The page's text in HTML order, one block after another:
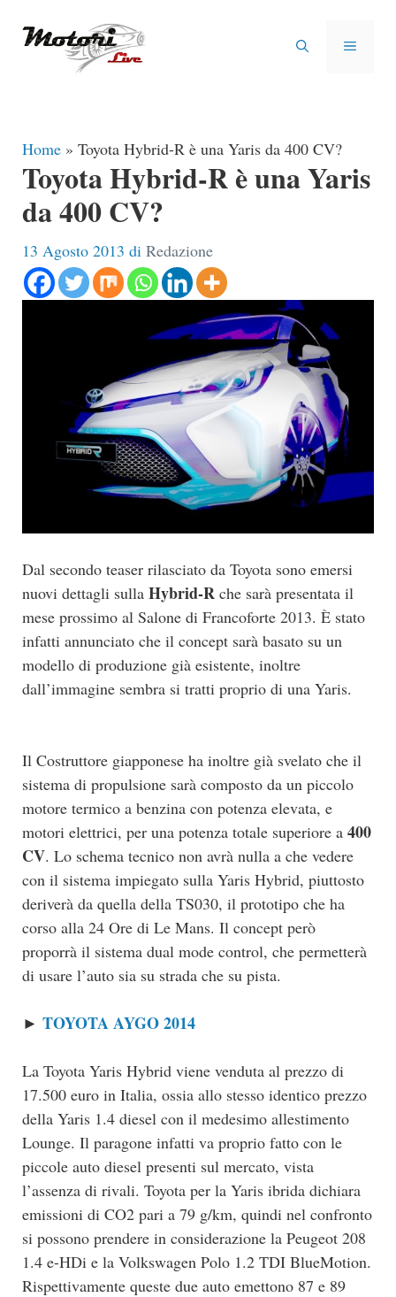
MENU
Home » Toyota Hybrid-R è una Yaris da 400 CV?
Toyota Hybrid-R è una Yaris
da 400 CV?
13 Agosto 2013 di Redazione
Dal secondo teaser rilasciato da Toyota sono emersi
nuovi dettagli sulla Hybrid-R che sarà presentata il
mese prossimo al Salone di Francoforte 2013. È stato
infatti annunciato che il concept sarà basato su un
modello di produzione già esistente, inoltre
dall’immagine sembra si tratti proprio di una Yaris.
Il Costruttore giapponese ha inoltre già svelato che il
sistema di propulsione sarà composto da un piccolo
motore termico a benzina con potenza elevata, e
motori elettrici, per una potenza totale superiore a 400
CV. Lo schema tecnico non avrà nulla a che vedere
con il sistema impiegato sulla Yaris Hybrid, piuttosto
deriverà da quella della TS030, il prototipo che ha
corso alla 24 Ore di Le Mans. Il concept però
proporrà il sistema dual mode control, che permetterà
di usare l’auto sia su strada che su pista.
► TOYOTA AYGO 2014
La Toyota Yaris Hybrid viene venduta al prezzo di
17.500 euro in Italia, ossia allo stesso identico prezzo
della Yaris 1.4 diesel con il medesimo allestimento
Lounge. Il paragone infatti va proprio fatto con le
piccole auto diesel presenti sul mercato, vista
l’assenza di rivali. Toyota per la Yaris ibrida dichiara
emissioni di CO2 pari a 79 g/km, quindi nel confronto
si possono prendere in considerazione la Peugeot 208
1.4 e-HDi e la Volkswagen Polo 1.2 TDI BlueMotion.
Rispettivamente queste due auto emettono 87 e 89